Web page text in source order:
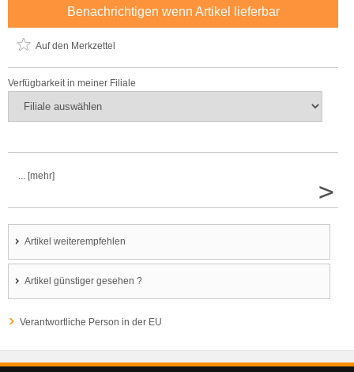
Benachrichtigen wenn Artikel lieferbar
Auf den Merkzettel
Verfügbarkeit in meiner Filiale
... [mehr]
>
Artikel weiterempfehlen
Artikel günstiger gesehen ?
Verantwortliche Person in der EU